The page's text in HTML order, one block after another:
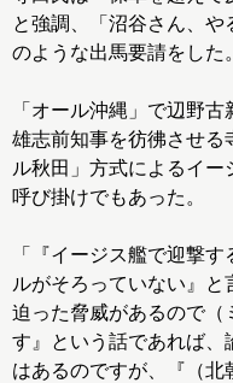
と強調、「沼谷さん、
のような出馬要請をした。
「オール沖縄」で辺野
雄志前知事を彷彿させる
ル秋田」方式によるイ
呼び掛けでもあった。
「『イージス艦で迎撃
ルがそろっていない』と
迫った脅威があるので（
す』という話であれば、
はあるのですが、『（北